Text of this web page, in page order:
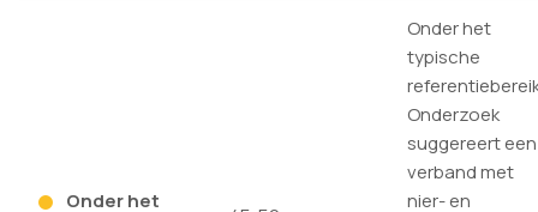
Onder het
Onder het
typische
Onderzoek
suggereert een
verband met
nier- en